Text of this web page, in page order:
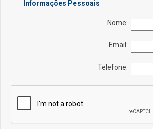
Informações Pessoais
Nome:
Email:
Telefone: